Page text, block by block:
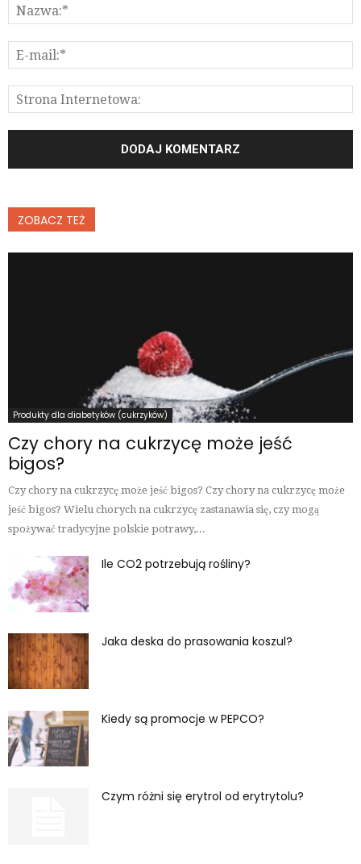
ZOBACZ TEŻ
Produkty dla diabetyków (cukrzyków)
Czy chory na cukrzycę może jeść
bigos?
Czy chory na cukrzycę może jeść bigos? Czy chory na cukrzycę może
jeść bigos? Wielu chorych na cukrzycę zastanawia się, czy mogą
spożywać tradycyjne polskie potrawy,...
Ile CO2 potrzebują rośliny?
Jaka deska do prasowania koszul?
Kiedy są promocje w PEPCO?
Czym różni się erytrol od erytrytolu?